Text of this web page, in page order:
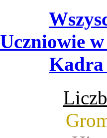
Uczniowie
Kadra